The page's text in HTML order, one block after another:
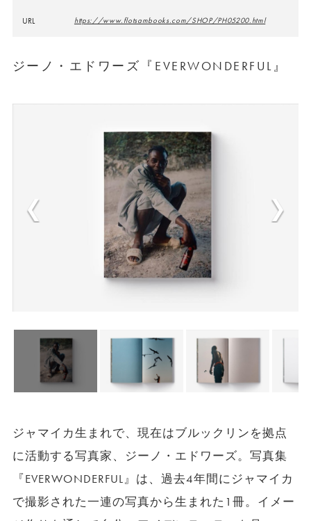
URL https://www.flotsambooks.com/SHOP/PH05200.html
ジーノ・エドワーズ『EVERWONDERFUL』
ジャマイカ生まれで、現在はブルックリンを拠点
に活動する写真家、ジーノ・エドワーズ。写真集
『EVERWONDERFUL』は、過去4年間にジャマイカ
で撮影された一連の写真から生まれた1冊。イメー